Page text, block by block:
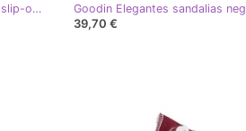
Shelvt Zapatos deportivos negros slip-on con una parte superior de malla
39,70 €